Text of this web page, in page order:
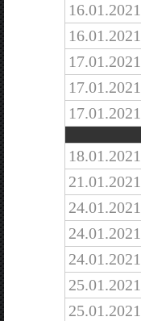
16.01.2021
16.01.2021
17.01.2021
17.01.2021
17.01.2021
18.01.2021
21.01.2021
24.01.2021
24.01.2021
24.01.2021
25.01.2021
25.01.2021